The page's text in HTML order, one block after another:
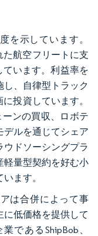
を示しています。
た航空フリートに支
ています。利益率を
、自律型トラック
投資しています。
ーンの買収、ロボテ
デルを通じてシェア
ウドソーシングプラ
軽量型契約を好む小
ます。
は合併によって事
低価格を提供して
であるShipBob、